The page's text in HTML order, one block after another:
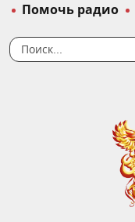
Помочь радио